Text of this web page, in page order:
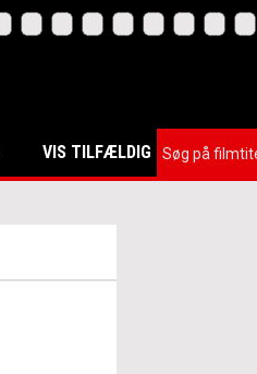
VIS TILFÆLDIG